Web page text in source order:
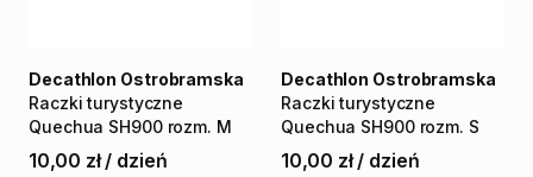
Raczki turystyczne
Quechua SH900 rozm. M
Decathlon Ostrobramska
10,00 zł / dzień
Raczki turystyczne
Quechua SH900 rozm. S
Decathlon Ostrobramska
10,00 zł / dzień